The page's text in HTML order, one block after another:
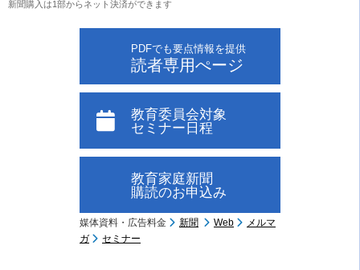
新聞購入は1部からネット決済ができます
PDFでも要点情報を提供
読者専用ぺージ
教育委員会対象
セミナー日程
教育家庭新聞
購読のお申込み
媒体資料・広告料金 新聞 Web
メルマ
ガ
セミナー